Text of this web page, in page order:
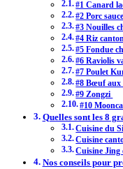
#1 Canard
#2 Porc
#3 Nouilles
#4 Riz
#5 Fondue
#6 Raviolis
#7 Poulet
#8 Bœuf aux
#9 Zongzi
#10
Quelles sont les 8
Cuisine du
Cuisine
Cuisine Jing
Nos conseils pour